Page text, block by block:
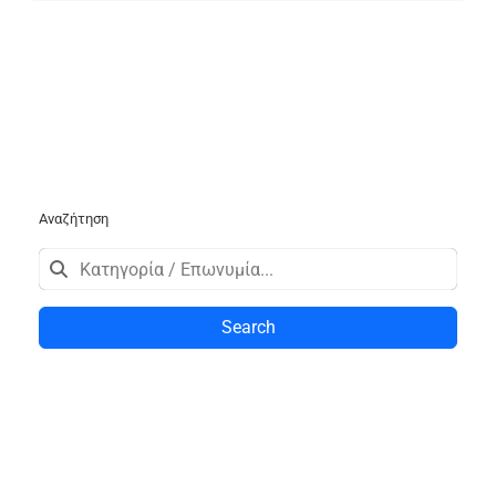
Αναζήτηση
Search